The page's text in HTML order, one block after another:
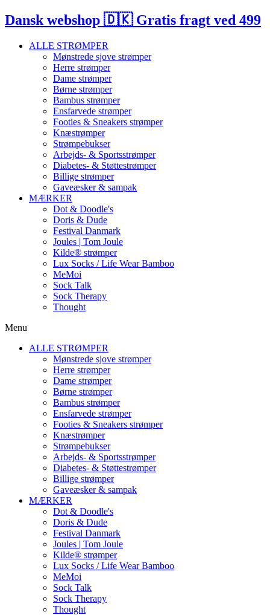
Dansk webshop 🇩🇰 Gratis fragt ved 499
ALLE STRØMPER
Mønstrede sjove strømper
Herre strømper
Dame strømper
Børne strømper
Bambus strømper
Ensfarvede strømper
Footies & Sneakers strømper
Knæstrømper
Strømpebukser
Arbejds- & Sportsstrømper
Diabetes- & Støttestrømper
Billige strømper
Gaveæsker & sampak
MÆRKER
Dot & Doodle's
Doris & Dude
Festival Danmark
Joules | Tom Joule
Kilde® strømper
Lux Socks / Life Wear Bamboo
MeMoi
Sock Talk
Sock Therapy
Thought
Menu
ALLE STRØMPER
Mønstrede sjove strømper
Herre strømper
Dame strømper
Børne strømper
Bambus strømper
Ensfarvede strømper
Footies & Sneakers strømper
Knæstrømper
Strømpebukser
Arbejds- & Sportsstrømper
Diabetes- & Støttestrømper
Billige strømper
Gaveæsker & sampak
MÆRKER
Dot & Doodle's
Doris & Dude
Festival Danmark
Joules | Tom Joule
Kilde® strømper
Lux Socks / Life Wear Bamboo
MeMoi
Sock Talk
Sock Therapy
Thought